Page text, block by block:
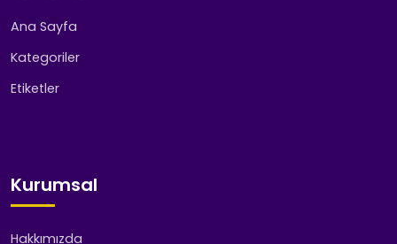
Ana Sayfa
Kategoriler
Etiketler
Kurumsal
Hakkımızda